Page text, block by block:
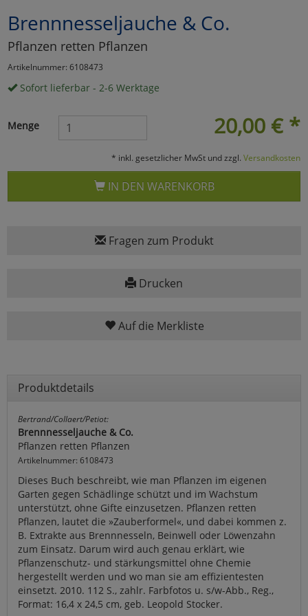
Brennnesseljauche & Co.
Pflanzen retten Pflanzen
Artikelnummer: 6108473
Sofort lieferbar - 2-6 Werktage
20,00 € *
Menge
* inkl. gesetzlicher MwSt und zzgl. Versandkosten
IN DEN WARENKORB
Fragen zum Produkt
Drucken
Auf die Merkliste
Produktdetails
Bertrand/Collaert/Petiot:
Brennnesseljauche & Co.
Pflanzen retten Pflanzen
Artikelnummer: 6108473
Dieses Buch beschreibt, wie man Pflanzen im eigenen
Garten gegen Schädlinge schützt und im Wachstum
unterstützt, ohne Gifte einzusetzen. Pflanzen retten
Pflanzen, lautet die »Zauberformel«, und dabei kommen z.
B. Extrakte aus Brennnesseln, Beinwell oder Löwenzahn
zum Einsatz. Darum wird auch genau erklärt, wie
Pflanzenschutz- und stärkungsmittel ohne Chemie
hergestellt werden und wo man sie am effizientesten
einsetzt. 2010. 112 S., zahlr. Farbfotos u. s/w-Abb., Reg.,
Format: 16,4 x 24,5 cm, geb. Leopold Stocker.
Marketing
Umfragetools
Cookies
Alle Akzeptieren
Cookies
zurückzu Haupptseite